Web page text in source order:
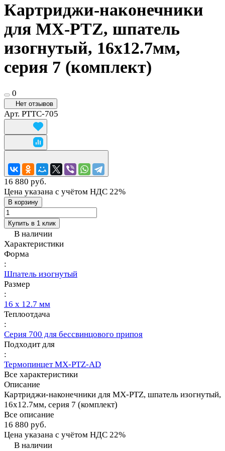
Картриджи-наконечники
для MX-PTZ, шпатель
изогнутый, 16х12.7мм,
серия 7 (комплект)
0
Нет отзывов
Арт. PTTC-705
16 880 руб.
Цена указана с учётом НДС 22%
В корзину
Купить в 1 клик
В наличии
Характеристики
Форма
:
Шпатель изогнутый
Размер
:
16 х 12.7 мм
Теплоотдача
:
Серия 700 для бессвинцового припоя
Подходит для
:
Термопинцет MX-PTZ-AD
Все характеристики
Описание
Картриджи-наконечники для MX-PTZ, шпатель изогнутый,
16х12.7мм, серия 7 (комплект)
Все описание
16 880 руб.
Цена указана с учётом НДС 22%
В наличии